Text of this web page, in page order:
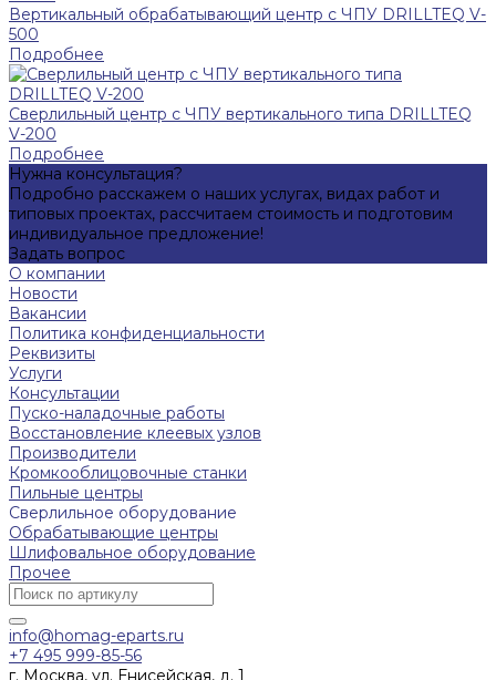
Вертикальный обрабатывающий центр с ЧПУ DRILLTEQ V-
500
Подробнее
Сверлильный центр с ЧПУ вертикального типа DRILLTEQ
V-200
Подробнее
Нужна консультация?
Подробно расскажем о наших услугах, видах работ и
типовых проектах, рассчитаем стоимость и подготовим
индивидуальное предложение!
Задать вопрос
О компании
Новости
Вакансии
Политика конфиденциальности
Реквизиты
Услуги
Консультации
Пуско-наладочные работы
Восстановление клеевых узлов
Производители
Кромкооблицовочные станки
Пильные центры
Сверлильное оборудование
Обрабатывающие центры
Шлифовальное оборудование
Прочее
info@homag-eparts.ru
+7 495 999-85-56
г. Москва, ул. Енисейская, д. 1